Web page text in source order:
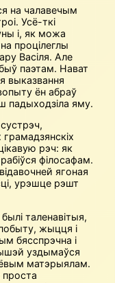
на чалавечым
Усё-ткі
і, як можа
процілеглы
Васіля. Але
паэтам. Нават
выказвання
ён абраў
падыходзіла яму.
рэч: як
філосафам.
ягоная
урэшце рэшт
таленавітыя,
жыцця і
бясспрэчна і
уздымаўся
матэрыялам.
проста